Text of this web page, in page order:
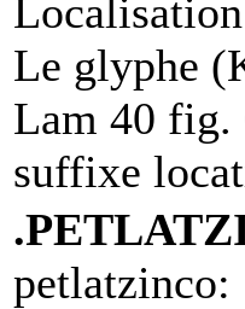
Le glyphe
Lam 40 fig.
suffixe
petlatzinco: